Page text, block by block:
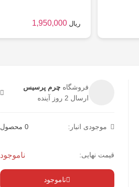
1,950,000 ریال
فروشگاه چرم پرسیس
ارسال 2 روز آینده
موجودی انبار: 0 محصول
قیمت نهایی: ناموجود
ناموجود